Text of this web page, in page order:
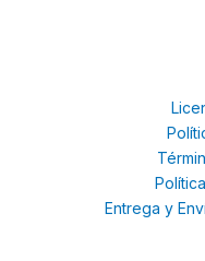
Entrega y